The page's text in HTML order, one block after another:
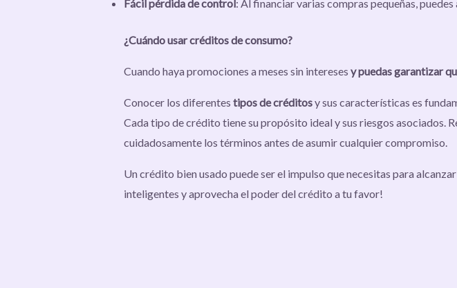
Fácil pérdida de control: Al financiar varias compras pequeñas,
¿Cuándo usar créditos de consumo?
Cuando haya promociones a meses sin intereses y puedas garantizar
Conocer los diferentes tipos de créditosy sus características es
Cada tipo de crédito tiene su propósito ideal y sus riesgos asociados.
cuidadosamente los términos antes de asumir cualquier compromiso.
Un crédito bien usado puede ser el impulso que necesitas para
inteligentes y aprovecha el poder del crédito a tu favor!